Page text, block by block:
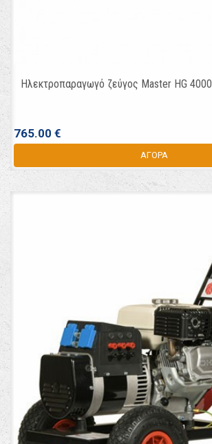
Ηλεκτροπαραγωγό ζεύγος Master HG 4000
765.00 €
ΑΓΟΡΑ